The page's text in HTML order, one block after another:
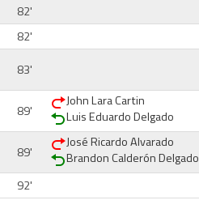
82'
82'
83'
89'
John Lara Cartin
Luis Eduardo Delgado
89'
José Ricardo Alvarado
Brandon Calderón Delgado
92'